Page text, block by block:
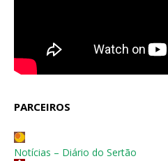
PARCEIROS
Notícias – Diário do Sertão